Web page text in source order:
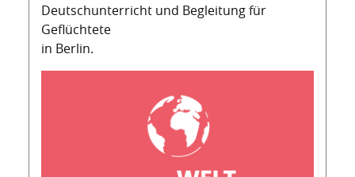
Deutschunterricht und Begleitung für
Geflüchtete
in Berlin.